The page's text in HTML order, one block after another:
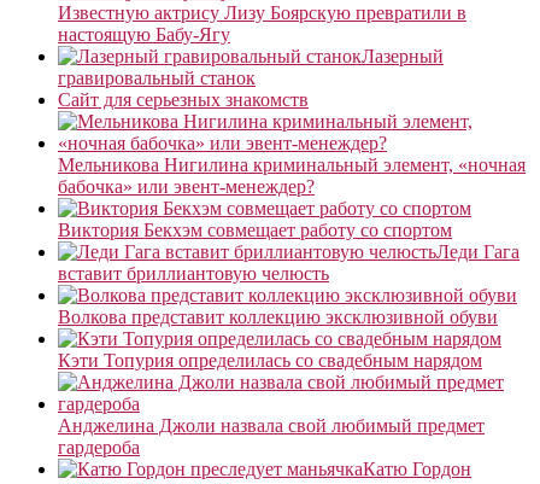
Известную актрису Лизу Боярскую превратили в
настоящую Бабу-Ягу
Лазерный
гравировальный станок
Сайт для серьезных знакомств
Мельникова Нигилина криминальный элемент, «ночная
бабочка» или эвент-менеждер?
Виктория Бекхэм совмещает работу со спортом
Леди Гага
вставит бриллиантовую челюсть
Волкова представит коллекцию эксклюзивной обуви
Кэти Топурия определилась со свадебным нарядом
Анджелина Джоли назвала свой любимый предмет
гардероба
Катю Гордон